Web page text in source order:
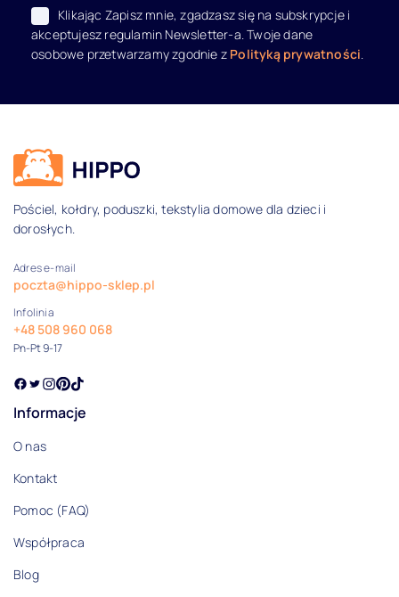
Klikając Zapisz mnie, zgadzasz się na subskrypcje i
akceptujesz regulamin Newsletter-a. Twoje dane
osobowe przetwarzamy zgodnie z Polityką prywatności.
Dane kontaktowe i informacje
Pościel, kołdry, poduszki, tekstylia domowe dla dzieci i
dorosłych.
Adres e-mail
poczta@hippo-sklep.pl
Infolinia
+48 508 960 068
Pn-Pt 9-17
Informacje
O nas
Kontakt
Pomoc (FAQ)
Współpraca
Blog